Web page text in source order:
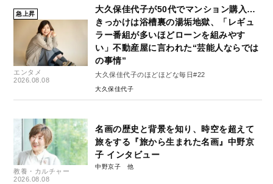
急上昇
エンタメ
2026.08.08
大久保佳代子が50代でマンション購入…
きっかけは浴槽裏の湯垢地獄、「レギュ
ラー番組が多いほどローンを組みやす
い」不動産屋に言われた“芸能人ならでは
の事情”
大久保佳代子のほどほどな毎日#22
大久保佳代子
教養・カルチャー
2026.08.08
名画の歴史と背景を知り、時空を超えて
旅をする『旅から生まれた名画』中野京
子 インタビュー
中野京子